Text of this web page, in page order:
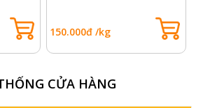
150.000đ /kg
CỬA HÀNG